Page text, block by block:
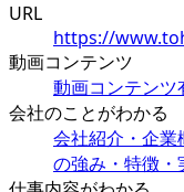
URL
https://
動画コンテンツ
動画コンテンツ
会社のことがわかる
会社紹介・企業
の強み・特徴・